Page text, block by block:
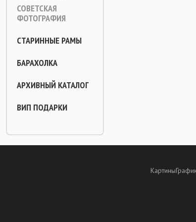
СОВЕТСКАЯ
ФОТОГРАФИЯ
СТАРИННЫЕ РАМЫ
БАРАХОЛКА
АРХИВНЫЙ КАТАЛОГ
ВИП ПОДАРКИ
Картины